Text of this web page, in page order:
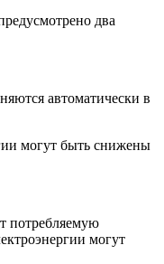
два
автоматически в
могут быть снижены
потребляемую
могут